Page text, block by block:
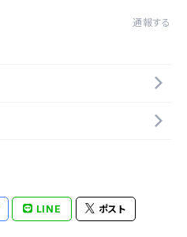
通報する
LINE ポスト